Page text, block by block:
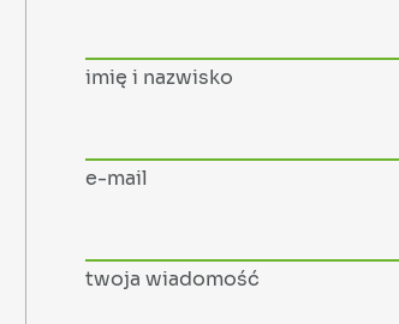
imię i nazwisko
e-mail
twoja wiadomość